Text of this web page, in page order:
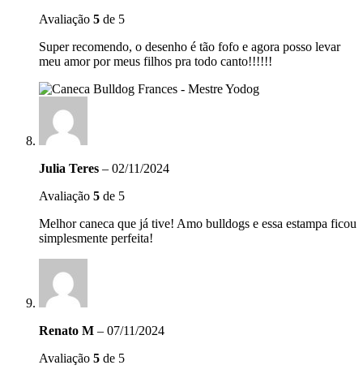
Avaliação 5 de 5
Super recomendo, o desenho é tão fofo e agora posso levar
meu amor por meus filhos pra todo canto!!!!!!
Julia Teres – 02/11/2024
Avaliação 5 de 5
Melhor caneca que já tive! Amo bulldogs e essa estampa ficou
simplesmente perfeita!
Renato M – 07/11/2024
Avaliação 5 de 5